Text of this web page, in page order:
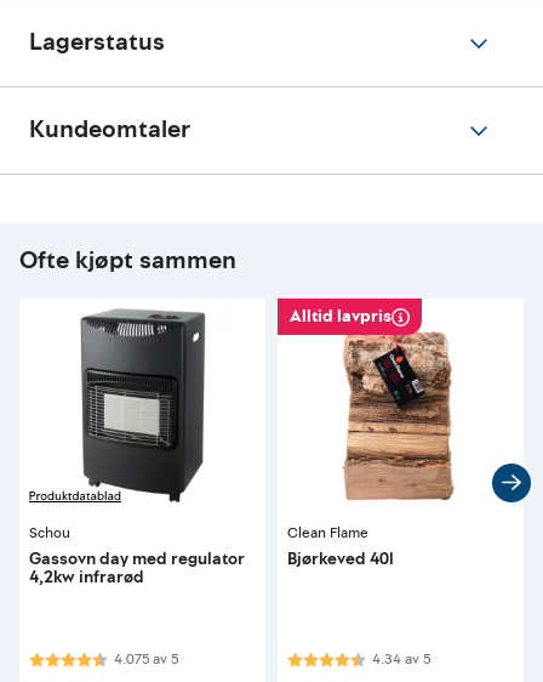
Lagerstatus
Kundeomtaler
Ofte kjøpt sammen
Schou
Gassovn day med regulator
4,2kw infrarød
Karakter:4.1 av 5 mulige
4.075av5
Alltid lavpris
Clean Flame
Bjørkeved 40l
Karakter:4.3 av 5 mulige
4.34av5